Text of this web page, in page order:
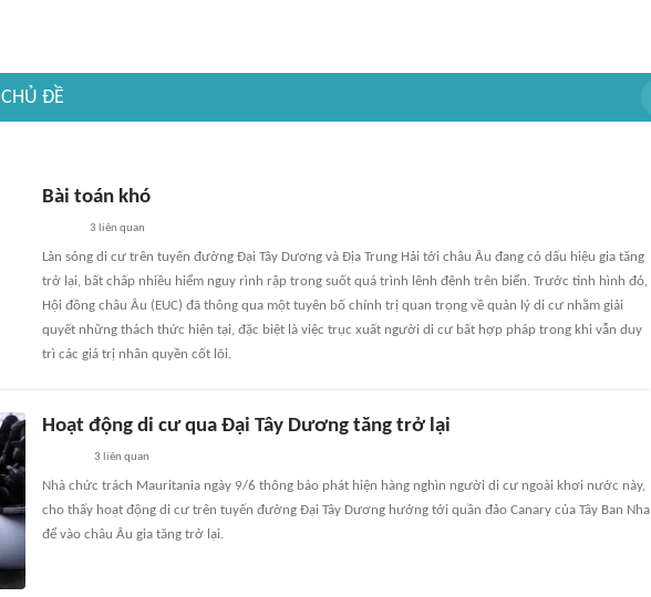
CHỦ ĐỀ
Bài toán khó
3 liên quan
Làn sóng di cư trên tuyến đường Đại Tây Dương và Địa Trung Hải tới châu Âu đang có dấu hiệu gia tăng
trở lại, bất chấp nhiều hiểm nguy rình rập trong suốt quá trình lênh đênh trên biển. Trước tình hình đó,
Hội đồng châu Âu (EUC) đã thông qua một tuyên bố chính trị quan trọng về quản lý di cư nhằm giải
quyết những thách thức hiện tại, đặc biệt là việc trục xuất người di cư bất hợp pháp trong khi vẫn duy
trì các giá trị nhân quyền cốt lõi.
Hoạt động di cư qua Đại Tây Dương tăng trở lại
3 liên quan
Nhà chức trách Mauritania ngày 9/6 thông báo phát hiện hàng nghìn người di cư ngoài khơi nước này,
cho thấy hoạt động di cư trên tuyến đường Đại Tây Dương hướng tới quần đảo Canary của Tây Ban Nha
để vào châu Âu gia tăng trở lại.